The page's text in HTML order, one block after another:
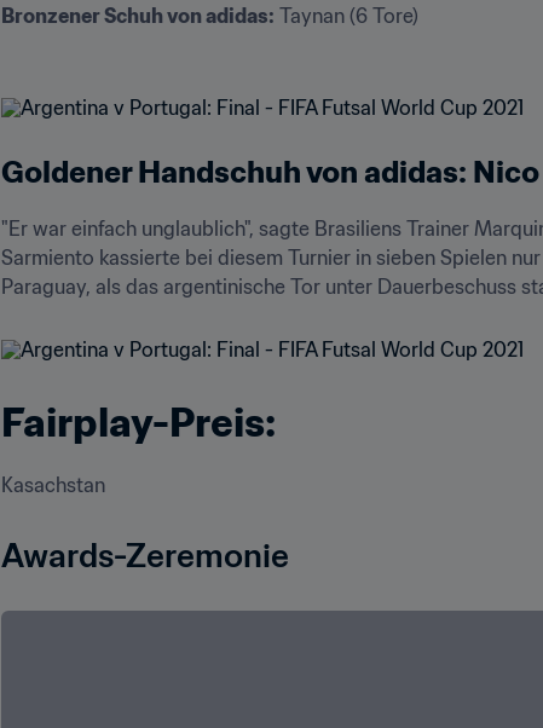
Bronzener Schuh von adidas: Taynan (6 Tore)
Goldener Handschuh von adidas:
"Er war einfach unglaublich", sagte Brasiliens Trainer
Sarmiento kassierte bei diesem Turnier in sieben Spielen
Paraguay, als das argentinische Tor unter Dauerbeschuss
Fairplay-Preis:
Kasachstan
Awards-Zeremonie